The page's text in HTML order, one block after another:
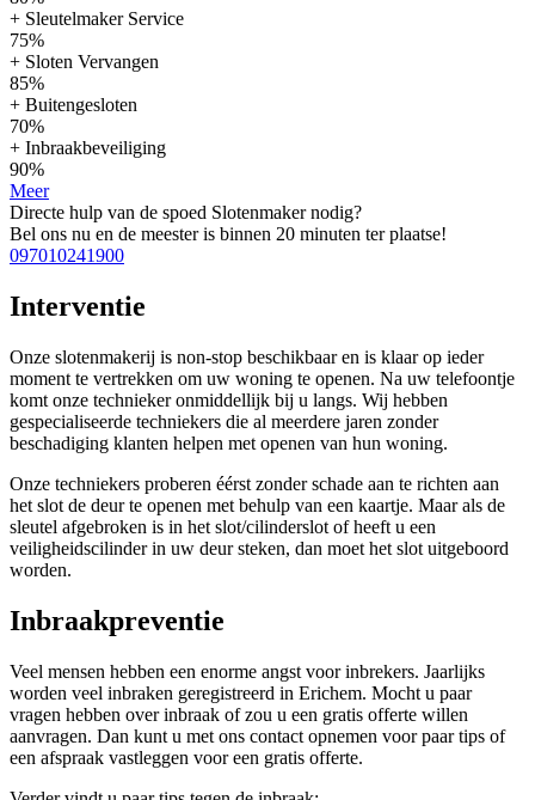
+ Sleutelmaker Service
75%
+ Sloten Vervangen
85%
+ Buitengesloten
70%
+ Inbraakbeveiliging
90%
Meer
Directe hulp van de spoed Slotenmaker nodig?
Bel ons nu en de meester is binnen 20 minuten ter plaatse!
097010241900
Interventie
Onze slotenmakerij is non-stop beschikbaar en is klaar op ieder
moment te vertrekken om uw woning te openen. Na uw telefoontje
komt onze technieker onmiddellijk bij u langs. Wij hebben
gespecialiseerde techniekers die al meerdere jaren zonder
beschadiging klanten helpen met openen van hun woning.
Onze techniekers proberen éérst zonder schade aan te richten aan
het slot de deur te openen met behulp van een kaartje. Maar als de
sleutel afgebroken is in het slot/cilinderslot of heeft u een
veiligheidscilinder in uw deur steken, dan moet het slot uitgeboord
worden.
Inbraakpreventie
Veel mensen hebben een enorme angst voor inbrekers. Jaarlijks
worden veel inbraken geregistreerd in Erichem. Mocht u paar
vragen hebben over inbraak of zou u een gratis offerte willen
aanvragen. Dan kunt u met ons contact opnemen voor paar tips of
een afspraak vastleggen voor een gratis offerte.